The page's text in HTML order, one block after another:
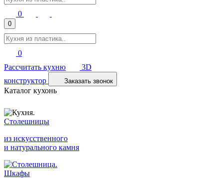
0
0
0
Рассчитать кухню
3D
конструктор
Заказать звонок
Каталог кухонь
Столешницы
из искусственного
и натурального камня
Шкафы